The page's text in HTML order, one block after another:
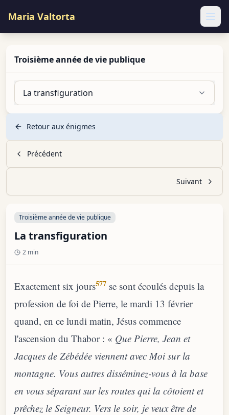
Maria Valtorta
Troisième année de vie publique
La transfiguration
Retour aux énigmes
Précédent
Suivant
Troisième année de vie publique
La transfiguration
2 min
Exactement six jours577 se sont écoulés depuis la
profession de foi de Pierre, le mardi 13 février
quand, en ce lundi matin, Jésus commence
l'ascension du Thabor : « Que Pierre, Jean et
Jacques de Zébédée viennent avec Moi sur la
montagne. Vous autres disséminez-vous à la base
en vous séparant sur les routes qui la côtoient et
prêchez le Seigneur. Vers le soir, je veux être de